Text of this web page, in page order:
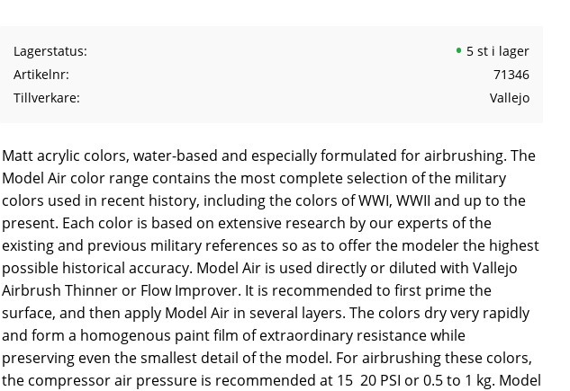
Lagerstatus
5 st i lager
Artikelnr
71346
Tillverkare
Vallejo
Matt acrylic colors, water-based and especially formulated for airbrushing. The
Model Air color range contains the most complete selection of the military
colors used in recent history, including the colors of WWI, WWII and up to the
present. Each color is based on extensive research by our experts of the
existing and previous military references so as to offer the modeler the highest
possible historical accuracy. Model Air is used directly or diluted with Vallejo
Airbrush Thinner or Flow Improver. It is recommended to first prime the
surface, and then apply Model Air in several layers. The colors dry very rapidly
and form a homogenous paint film of extraordinary resistance while
preserving even the smallest detail of the model. For airbrushing these colors,
the compressor air pressure is recommended at 15  20 PSI or 0.5 to 1 kg. Model